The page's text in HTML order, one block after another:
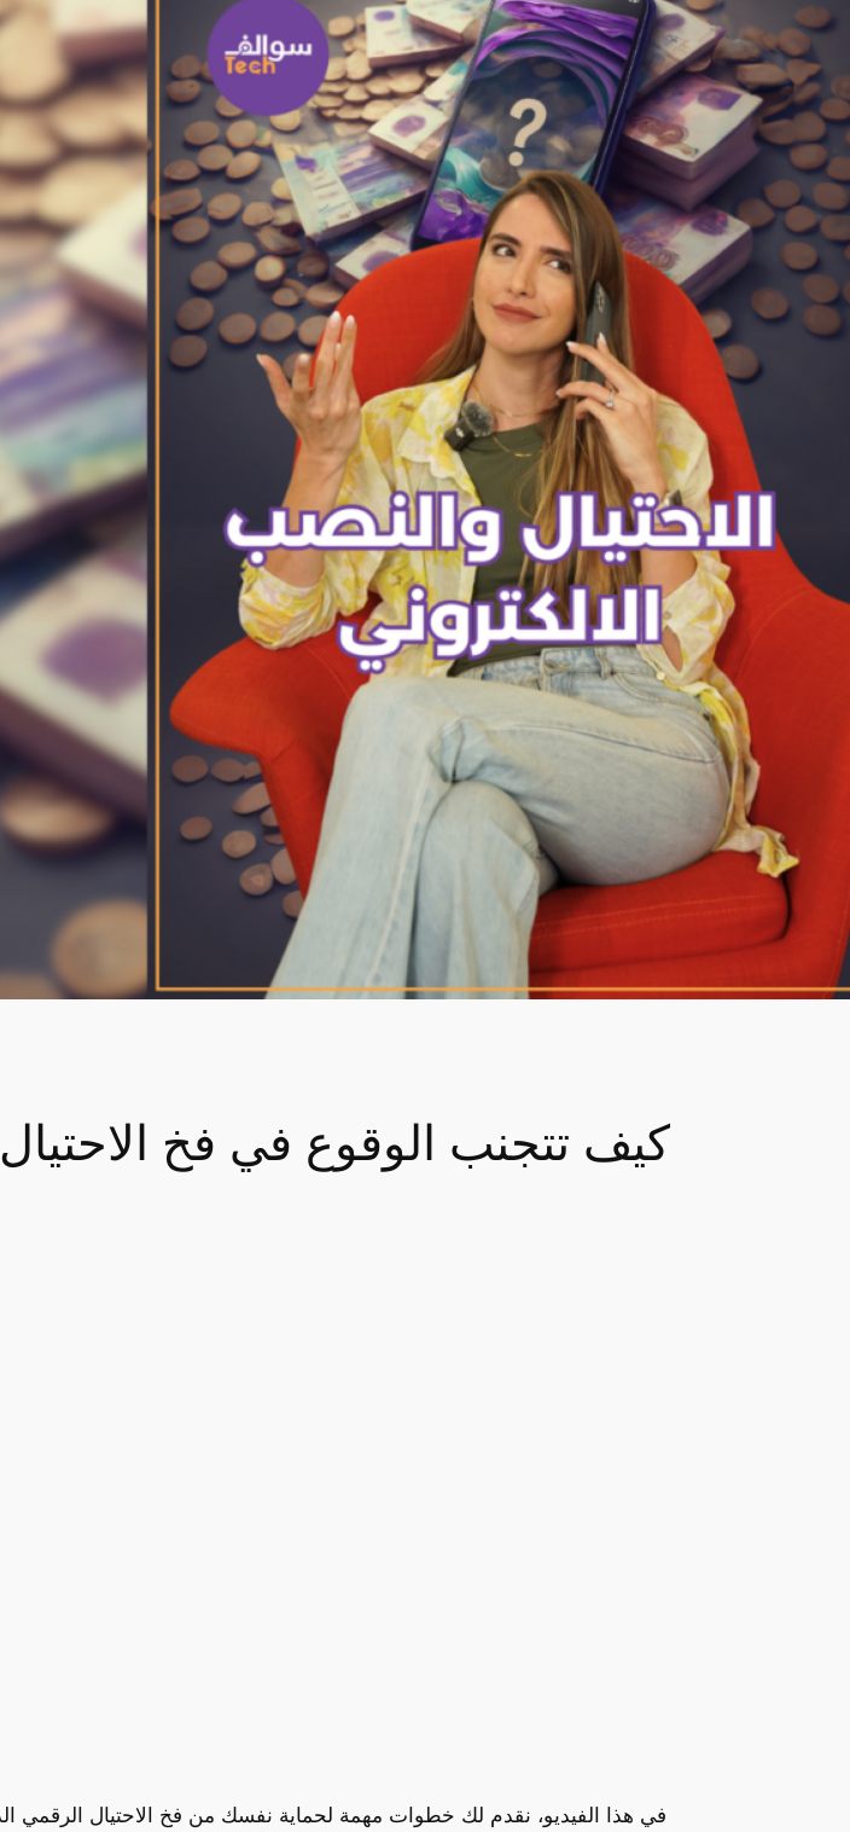
كيف تتجنب الوقوع في فخ
في هذا الفيديو، نقدم لك خطوات مهمة لحماية نفسك من فخ الاحتيال الرقمي